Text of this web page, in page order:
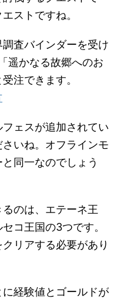
ストですね。
査バインダーを受け
遥かなる故郷へのお
注できます。
ェスが追加されてい
いね。オフラインモ
同一なのでしょう
のは、エテーネ王
コ王国の3つです。
リアする必要があり
経験値とゴールドが